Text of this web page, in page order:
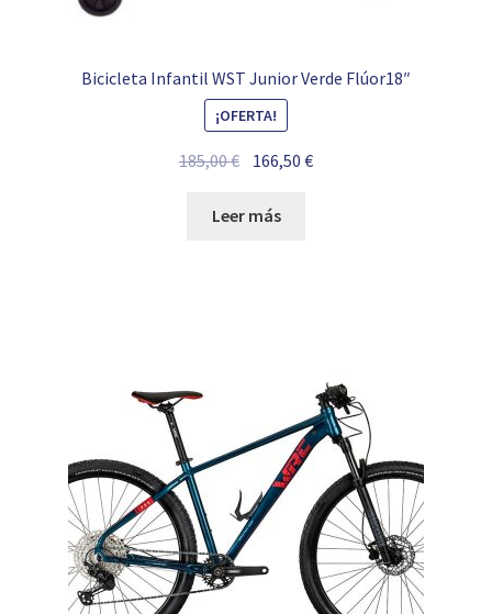
Bicicleta Infantil WST Junior Verde Flúor18″
¡OFERTA!
185,00€ El
original
166,50€El
Leer más